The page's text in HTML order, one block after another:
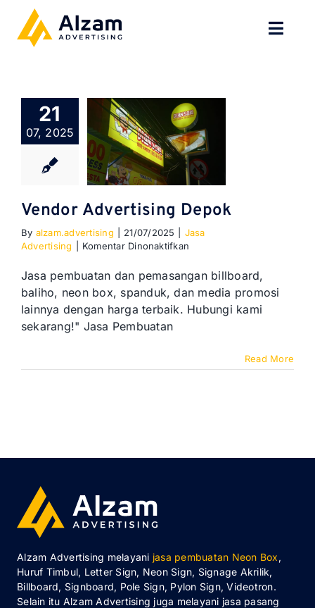
content
TENTANG
SPESIALISASI
GALERI
KONTAK
BLOG
21
07, 2025
Vendor Advertising Depok
By alzam.advertising 21/07/2025
Jasa
Advertising
Komentar Dinonaktifkan
Advertising
Depok
Jasa pembuatan dan pemasangan billboard,
baliho, neon box, spanduk, dan media promosi
lainnya dengan harga terbaik. Hubungi kami
sekarang!" Jasa Pembuatan
Read More
Alzam Advertising melayani jasa pembuatan Neon Box,
Huruf Timbul, Letter Sign, Neon Sign, Signage Akrilik,
Billboard, Signboard, Pole Sign, Pylon Sign, Videotron.
Selain itu Alzam Advertising juga melayani jasa pasang